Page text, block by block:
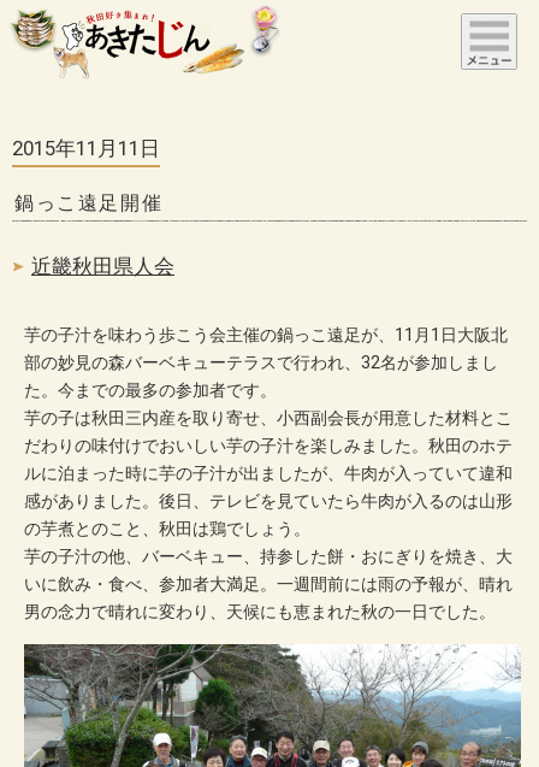
2015年11月11日
鍋っこ遠足開催
近畿秋田県人会
芋の子汁を味わう歩こう会主催の鍋っこ遠足が、11月1日大阪北
部の妙見の森バーベキューテラスで行われ、32名が参加しまし
た。今までの最多の参加者です。
芋の子は秋田三内産を取り寄せ、小西副会長が用意した材料とこ
だわりの味付けでおいしい芋の子汁を楽しみました。秋田のホテ
ルに泊まった時に芋の子汁が出ましたが、牛肉が入っていて違和
感がありました。後日、テレビを見ていたら牛肉が入るのは山形
の芋煮とのこと、秋田は鶏でしょう。
芋の子汁の他、バーベキュー、持参した餅・おにぎりを焼き、大
いに飲み・食べ、参加者大満足。一週間前には雨の予報が、晴れ
男の念力で晴れに変わり、天候にも恵まれた秋の一日でした。